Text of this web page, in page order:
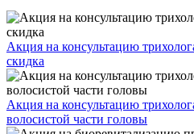
Акция на консультацию
скидка
Акция на консультацию
волосистой части головы